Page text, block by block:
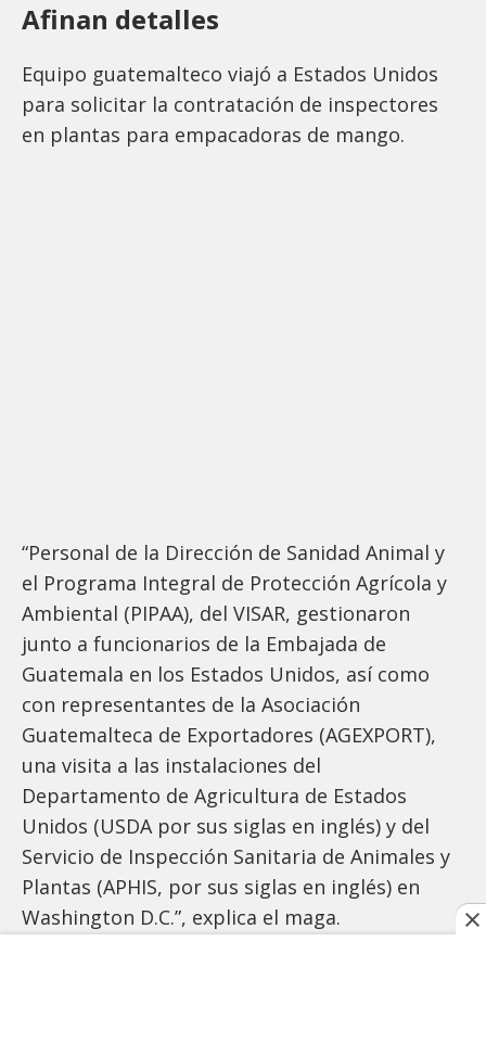
Afinan detalles
Equipo guatemalteco viajó a Estados Unidos
para solicitar la contratación de inspectores
en plantas para empacadoras de mango.
“Personal de la Dirección de Sanidad Animal y
el Programa Integral de Protección Agrícola y
Ambiental (PIPAA), del VISAR, gestionaron
junto a funcionarios de la Embajada de
Guatemala en los Estados Unidos, así como
con representantes de la Asociación
Guatemalteca de Exportadores (AGEXPORT),
una visita a las instalaciones del
Departamento de Agricultura de Estados
Unidos (USDA por sus siglas en inglés) y del
Servicio de Inspección Sanitaria de Animales y
Plantas (APHIS, por sus siglas en inglés) en
Washington D.C.”, explica el maga.